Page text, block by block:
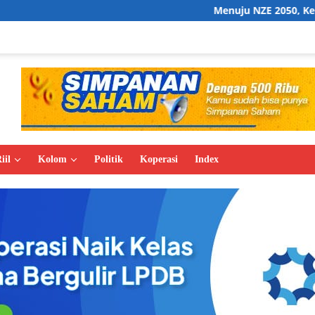
Menuju NZE 2050, Kemenperin
Kolom Politik Koperasi Index